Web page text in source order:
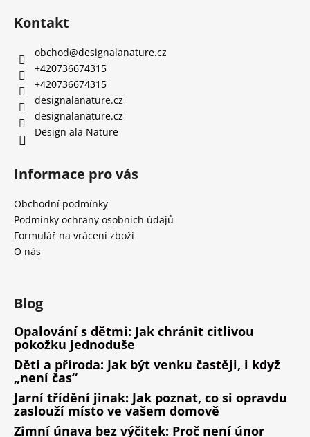
Kontakt
obchod@designalanature.cz
+420736674315
+420736674315
designalanature.cz
designalanature.cz
Design ala Nature
Informace pro vás
Obchodní podmínky
Podmínky ochrany osobních údajů
Formulář na vrácení zboží
O nás
Blog
Opalování s dětmi: Jak chránit citlivou
pokožku jednoduše
Děti a příroda: Jak být venku častěji, i když
„není čas“
Jarní třídění jinak: Jak poznat, co si opravdu
zaslouží místo ve vašem domově
Zimní únava bez výčitek: Proč není únor